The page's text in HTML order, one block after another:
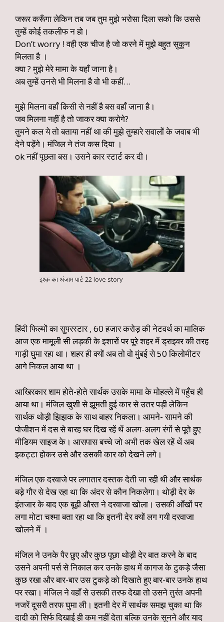
जरूर करूँगा लेकिन तब जब तुम मुझे भरोसा दिला सको कि उससे
तुम्हें कोई तकलीफ न हो।
Don’t worry ! वही एक चीज है जो करने में मुझे बहुत सुकून
मिलता है ।
क्या ? मुझे मेरे मामा के यहाँ जाना है।
अब तुम्हें उनसे भी मिलना है वो भी कहीं…
मुझे मिलना वहाँ किसी से नहीं है बस वहाँ जाना है।
जब मिलना नहीं है तो जाकर क्या करोगे?
तुमने कल ये तो बताया नहीं था की मुझे तुम्हारे सवालों के जवाब भी
देने पड़ेंगे। मंजिल ने तंज कस दिया ।
ok नहीं पूछता बस। उसने कार स्टार्ट कर दी।
इश्क़ का अंजाम पार्ट-22 love story
हिंदी फिल्मों का सुपरस्टार , 60 हजार करोड़ की नेटवर्थ का मालिक
आज एक मामूली सी लड़की के इशारों पर पूरे शहर में ड्राइवर की तरह
गाड़ी घुमा रहा था। शहर ही क्यों अब तो वो मुंबई से 50 किलोमीटर
आगे निकल आया था ।
आखिरकार शाम होते-होते सार्थक उसके मामा के मोहल्ले में पहुँच ही
आया था। मंजिल खुशी से झूमती हुई कार से उतर पड़ी लेकिन
सार्थक थोड़ी झिझक के साथ बाहर निकला। आमने- सामने की
पोजीशन में दस से बारह घर दिख रहें थें अलग-अलग रंगों से पूते हुए
मीडियम साइज के। आसपास बच्चे जो अभी तक खेल रहें थें अब
इकट्टा होकर उसे और उसकी कार को देखने लगे।
मंजिल एक दरवाजे पर लगातार दस्तक देती जा रही थी और सार्थक
बड़े गौर से देख रहा था कि अंदर से कौन निकलेगा। थोड़ी देर के
इंतजार के बाद एक बूढ़ी औरत ने दरवाजा खोला। उसकी आँखों पर
लगा मोटा चश्मा बता रहा था कि इतनी देर क्यों लग गयी दरवाजा
खोलने में ।
मंजिल ने उनके पैर छुए और कुछ पूछा थोड़ी देर बात करने के बाद
उसने अपनी पर्स से निकाल कर उनके हाथ में कागज के टुकड़े जैसा
कुछ रखा और बार-बार उस टुकड़े को दिखाते हुए बार-बार उनके हाथ
पर रखा। मंजिल ने वहाँ से उसकी तरफ देखा तो उसने तुरंत अपनी
नजरें दूसरी तरफ घुमा ली। इतनी देर में सार्थक समझ चुका था कि
दादी को सिर्फ दिखाई ही कम नहीं देता बल्कि उनके सुनने और याद